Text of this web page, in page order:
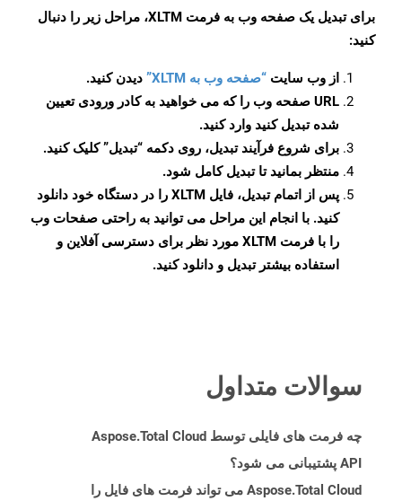
برای تبدیل یک صفحه وب به فرمت XLTM، مراحل زیر را دنبال
کنید:
از وب سایت “صفحه وب به XLTM”
دیدن کنید.
URL صفحه وب را که می خواهید به کادر ورودی تعیین
شده تبدیل کنید وارد کنید.
برای شروع فرآیند تبدیل، روی دکمه “تبدیل” کلیک کنید.
منتظر بمانید تا تبدیل کامل شود.
پس از اتمام تبدیل، فایل XLTM را در دستگاه خود دانلود
کنید. با انجام این مراحل می توانید به راحتی صفحات وب
را با فرمت XLTM مورد نظر برای دسترسی آفلاین و
استفاده بیشتر تبدیل و دانلود کنید.
سوالات متداول
چه فرمت های فایلی توسط Aspose.Total Cloud
API پشتیبانی می شود؟
Aspose.Total Cloud می تواند فرمت های فایل را